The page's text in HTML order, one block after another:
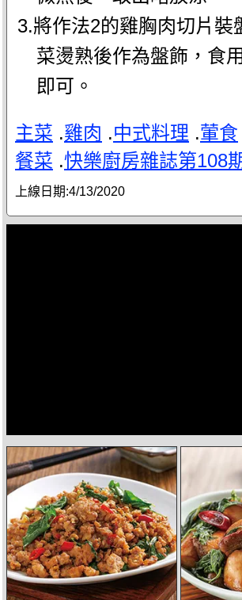
3.將作法2的雞胸肉切片裝
菜燙熟後作為盤飾，食
即可。
主菜 .雞肉 .中式料理 .葷食
餐菜 .快樂廚房雜誌第108
上線日期:4/13/2020